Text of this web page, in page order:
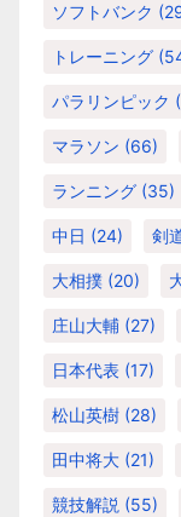
ソフトバンク
トレーニング
パラリンピック
マラソン (66)
ランニング (35)
中日 (24) 剣
大相撲 (20)
庄山大輔 (27)
日本代表 (17)
松山英樹 (28)
田中将大 (21)
競技解説 (55)